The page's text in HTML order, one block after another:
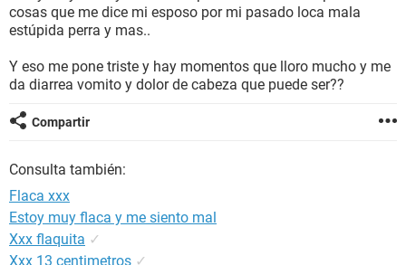
SEXUALIDAD
cosas que me dice mi esposo por mi pasado loca mala
estúpida perra y mas..
Y eso me pone triste y hay momentos que lloro mucho y me
da diarrea vomito y dolor de cabeza que puede ser??
Compartir
Consulta también:
Flaca xxx
Estoy muy flaca y me siento mal
Xxx flaquita ✓
Xxx 13 centimetros ✓